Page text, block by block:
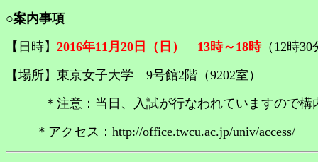
○案内事項
【日時】 2016年11月20日（日） 13時～18時（12時30
【場所】東京女子大学 9号館2階（9202室）
＊注意：当日、入試が行なわれていますので構
＊アクセス：http://office.twcu.ac.jp/univ/access/